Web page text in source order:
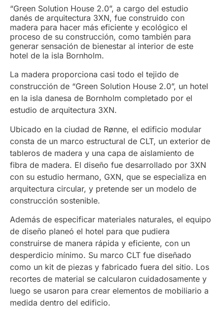
“Green Solution House 2.0”, a cargo del estudio
danés de arquitectura 3XN, fue construido con
madera para hacer más eficiente y ecológico el
proceso de su construcción, como también para
generar sensación de bienestar al interior de este
hotel de la isla Bornholm.
La madera proporciona casi todo el tejido de
construcción de “Green Solution House 2.0”, un hotel
en la isla danesa de Bornholm completado por el
estudio de arquitectura 3XN.
Ubicado en la ciudad de Rønne, el edificio modular
consta de un marco estructural de CLT, un exterior de
tableros de madera y una capa de aislamiento de
fibra de madera. El diseño fue desarrollado por 3XN
con su estudio hermano, GXN, que se especializa en
arquitectura circular, y pretende ser un modelo de
construcción sostenible.
Además de especificar materiales naturales, el equipo
de diseño planeó el hotel para que pudiera
construirse de manera rápida y eficiente, con un
desperdicio mínimo. Su marco CLT fue diseñado
como un kit de piezas y fabricado fuera del sitio. Los
recortes de material se calcularon cuidadosamente y
luego se usaron para crear elementos de mobiliario a
medida dentro del edificio.